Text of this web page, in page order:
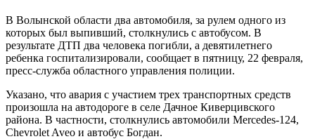
В Волынской области два автомобиля, за рулем одного из
которых был выпивший, столкнулись с автобусом. В
результате ДТП два человека погибли, а девятилетнего
ребенка госпитализировали, сообщает в пятницу, 22 февраля,
пресс-служба областного управления полиции.
Указано, что авария с участием трех транспортных средств
произошла на автодороге в селе Дачное Киверцивского
района. В частности, столкнулись автомобили Mercеdеs-124,
Chevrolеt Aveo и автобус Богдан.